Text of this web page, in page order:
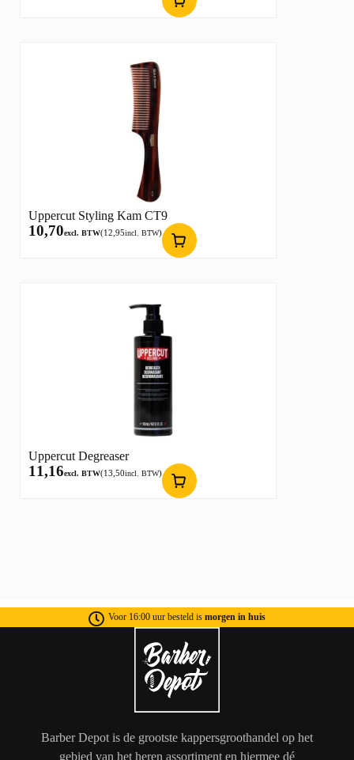
Uppercut Styling Kam CT9
10,70excl. BTW(12,95incl. BTW)
Uppercut Degreaser
11,16excl. BTW(13,50incl. BTW)
Voor 16:00 uur besteld is morgen in huis
Barber Depot is de grootste kappersgroothandel op het
gebied van het heren assortiment en hiermee dé